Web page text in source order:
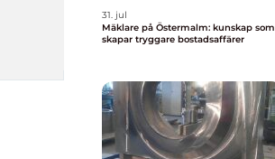
31. jul
Mäklare på Östermalm: kunskap som
skapar tryggare bostadsaffärer